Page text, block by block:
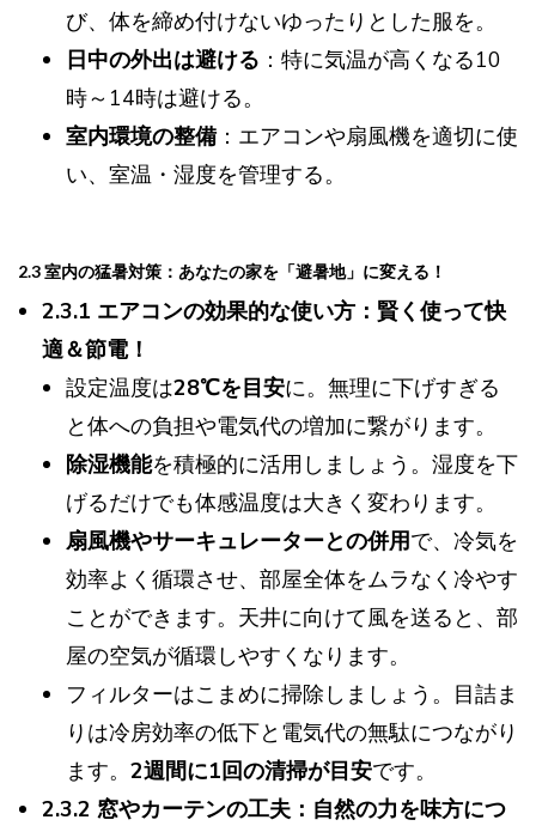
び、体を締め付けないゆったりとした服を。
日中の外出は避ける ：特に気温が高くなる10
時～14時は避ける。
室内環境の整備：エアコンや扇風機を適切に使
い、室温・湿度を管理する。
2.3 室内の猛暑対策：あなたの家を「避暑地」に変える！
2.3.1 エアコンの効果的な使い方：賢く使って快
適＆節電！
設定温度は28℃を目安に。無理に下げすぎる
と体への負担や電気代の増加に繋がります。
除湿機能を積極的に活用しましょう。湿度を下
げるだけでも体感温度は大きく変わります。
扇風機やサーキュレーターとの併用で、冷気を
効率よく循環させ、部屋全体をムラなく冷やす
ことができます。天井に向けて風を送ると、部
屋の空気が循環しやすくなります。
フィルターはこまめに掃除しましょう。目詰ま
りは冷房効率の低下と電気代の無駄につながり
ます。 2週間に1回の清掃が目安です。
2.3.2 窓やカーテンの工夫：自然の力を味方につ